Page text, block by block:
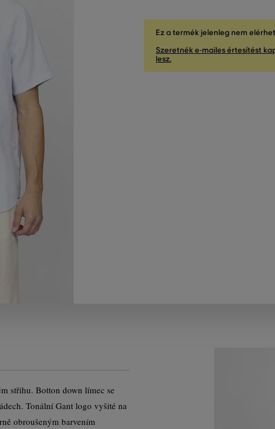
Ez a termék jelenleg nem
Szeretnék e-mailes értesítést
lesz.
střihu. Botton down límec se
Tonální Gant logo vyšité na
obroušeným barvením